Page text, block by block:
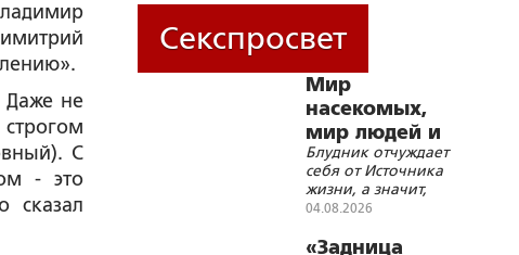
Даже не
С
- это
сказал
Секспросвет
Мир
насекомых,
мир людей и
блуд
Блудник отчуждает
себя от Источника
жизни, а значит,
путешествует в
04.08.2026
«Задница